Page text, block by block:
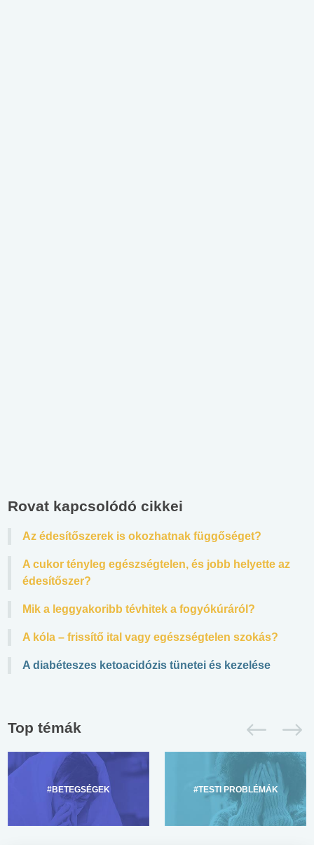
Rovat kapcsolódó cikkei
Az édesítőszerek is okozhatnak függőséget?
A cukor tényleg egészségtelen, és jobb helyette az
édesítőszer?
Mik a leggyakoribb tévhitek a fogyókúráról?
A kóla – frissítő ital vagy egészségtelen szokás?
A diabéteszes ketoacidózis tünetei és kezelése
Top témák
#BETEGSÉGEK #TESTI PROBLÉMÁK